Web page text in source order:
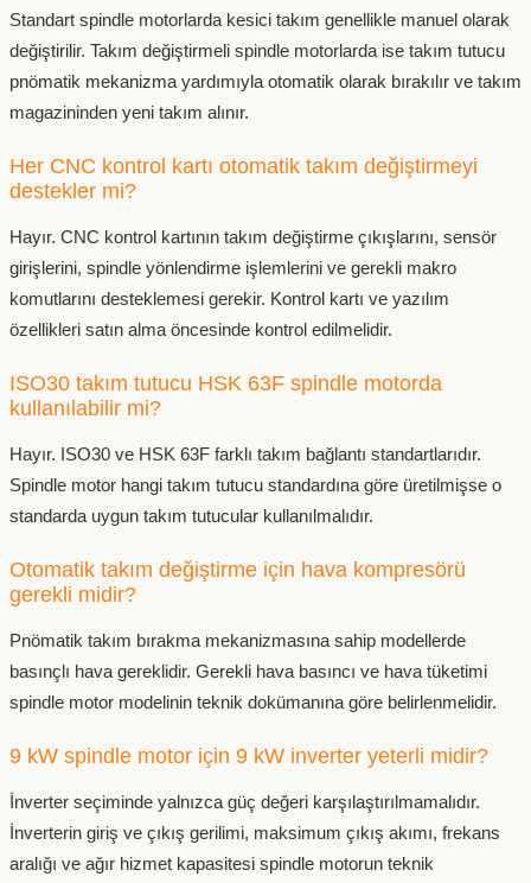
Standart spindle motorlarda kesici takım genellikle manuel olarak
değiştirilir. Takım değiştirmeli spindle motorlarda ise takım tutucu
pnömatik mekanizma yardımıyla otomatik olarak bırakılır ve takım
magazininden yeni takım alınır.
Her CNC kontrol kartı otomatik takım değiştirmeyi
destekler mi?
Hayır. CNC kontrol kartının takım değiştirme çıkışlarını, sensör
girişlerini, spindle yönlendirme işlemlerini ve gerekli makro
komutlarını desteklemesi gerekir. Kontrol kartı ve yazılım
özellikleri satın alma öncesinde kontrol edilmelidir.
ISO30 takım tutucu HSK 63F spindle motorda
kullanılabilir mi?
Hayır. ISO30 ve HSK 63F farklı takım bağlantı standartlarıdır.
Spindle motor hangi takım tutucu standardına göre üretilmişse o
standarda uygun takım tutucular kullanılmalıdır.
Otomatik takım değiştirme için hava kompresörü
gerekli midir?
Pnömatik takım bırakma mekanizmasına sahip modellerde
basınçlı hava gereklidir. Gerekli hava basıncı ve hava tüketimi
spindle motor modelinin teknik dokümanına göre belirlenmelidir.
9 kW spindle motor için 9 kW inverter yeterli midir?
İnverter seçiminde yalnızca güç değeri karşılaştırılmamalıdır.
İnverterin giriş ve çıkış gerilimi, maksimum çıkış akımı, frekans
aralığı ve ağır hizmet kapasitesi spindle motorun teknik